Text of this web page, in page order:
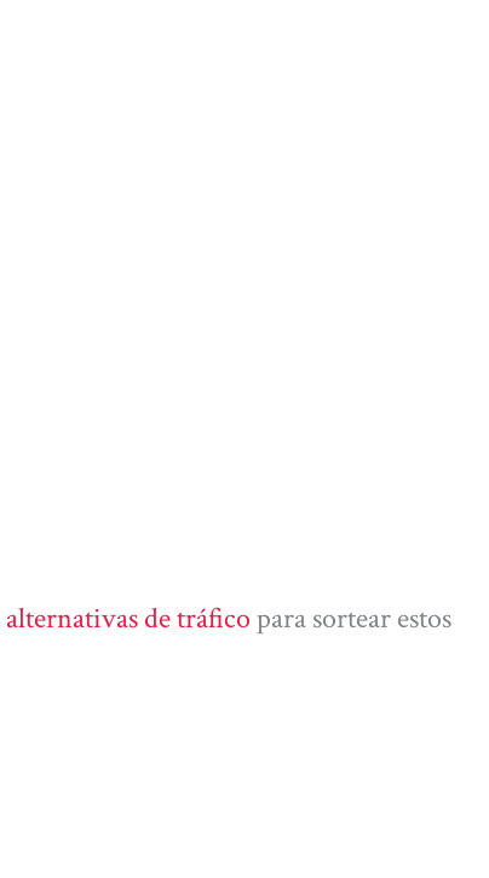
alternativas de tráficopara sortear estos